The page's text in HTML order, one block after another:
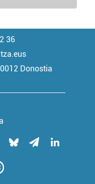
36
Donostia